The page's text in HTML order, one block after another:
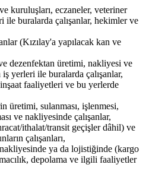
kuruluşları, eczaneler, veteriner
buralarda çalışanlar, hekimler ve
(Kızılay'a yapılacak kan ve
dezenfektan üretimi, nakliyesi ve
yerleri ile buralarda çalışanlar,
faaliyetleri ve bu yerlerde
üretimi, sulanması, işlenmesi,
ve nakliyesinde çalışanlar,
ithalat/transit geçişler dâhil) ve
çalışanları,
ya da lojistiğinde (kargo
depolama ve ilgili faaliyetler